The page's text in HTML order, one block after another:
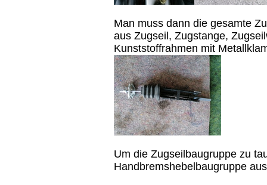
Man muss dann die gesamte
aus Zugseil, Zugstange,
Kunststoffrahmen mit
Um die Zugseilbaugruppe zu
Handbremshebelbaugruppe